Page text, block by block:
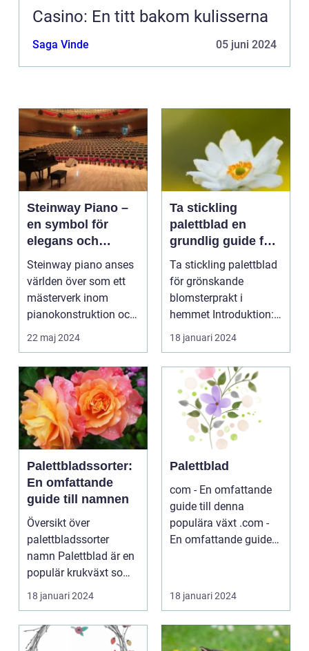
Casino: En titt bakom kulisserna
Saga Vinde 05 juni 2024
Steinway Piano –
en symbol för
elegans och
prestation
Steinway piano anses
världen över som ett
mästerverk inom
pianokonstruktion och
musik...
22 maj 2024
Ta stickling
palettblad en
grundlig guide för
blomsterentusiast
er
Ta stickling palettblad
för grönskande
blomsterprakt i
hemmet Introduktion:
...
18 januari 2024
Palettbladssorter:
En omfattande
guide till namnen
Översikt över
palettbladssorter
namn Palettblad är en
populär krukväxt som
blivit allt mer eftertra...
18 januari 2024
Palettblad
com - En omfattande
guide till denna
populära växt .com -
En omfattande guide
18 januari 2024